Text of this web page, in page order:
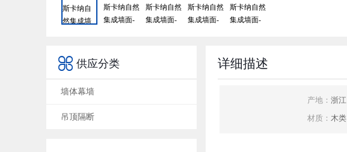
详细描述
产地： 浙江
材质： 木类
 供应分类
墙体幕墙
吊顶隔断